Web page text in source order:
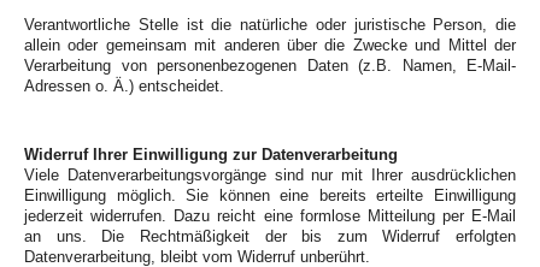
Verantwortliche Stelle ist die natürliche oder juristische Person, die
allein oder gemeinsam mit anderen über die Zwecke und Mittel der
Verarbeitung von personenbezogenen Daten (z.B. Namen, E-Mail-
Adressen o. Ä.) entscheidet.
Widerruf Ihrer Einwilligung zur Datenverarbeitung
Viele Datenverarbeitungsvorgänge sind nur mit Ihrer ausdrücklichen
Einwilligung möglich. Sie können eine bereits erteilte Einwilligung
jederzeit widerrufen. Dazu reicht eine formlose Mitteilung per E-Mail
an uns. Die Rechtmäßigkeit der bis zum Widerruf erfolgten
Datenverarbeitung, bleibt vom Widerruf unberührt.